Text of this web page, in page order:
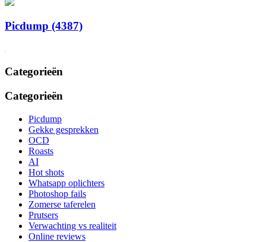
Picdump (4387)
Categorieën
Categorieën
Picdump
Gekke gesprekken
OCD
Roasts
AI
Hot shots
Whatsapp oplichters
Photoshop fails
Zomerse taferelen
Prutsers
Verwachting vs realiteit
Online reviews